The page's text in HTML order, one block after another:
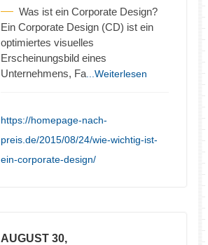
Was ist ein Corporate Design?
Ein Corporate Design (CD) ist ein
optimiertes visuelles
Erscheinungsbild eines
Unternehmens, Fa ...Weiterlesen
https://homepage-nach-
preis.de/2015/08/24/wie-wichtig-ist-
ein-corporate-design/
AUGUST 30,